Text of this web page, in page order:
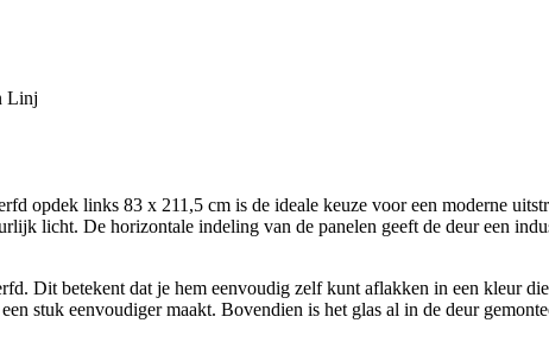
Linj
opdek links 83 x 211,5 cm is de ideale keuze voor een moderne
licht. De horizontale indeling van de panelen geeft de deur een
Dit betekent dat je hem eenvoudig zelf kunt aflakken in een kleur
stuk eenvoudiger maakt. Bovendien is het glas al in de deur